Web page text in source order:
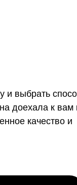
и выбрать
доехала к вам
качество и